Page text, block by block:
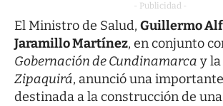
- Publicidad -
El Ministro de Salud, Guillermo
Jaramillo Martínez, en conjunto
Gobernación de Cundinamarca y la
Zipaquirá, anunció una
destinada a la construcción de